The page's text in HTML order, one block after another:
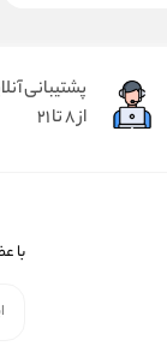
پشتیبانی
از 8 تا 21
با